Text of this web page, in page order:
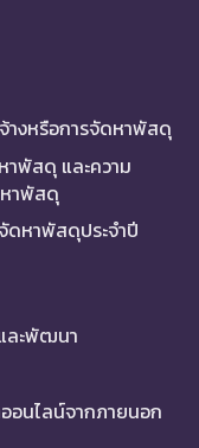
างหรือการจัดหาพัสดุ
าพัสดุ และความ
าพัสดุ
ดหาพัสดุประจำปี
ละพัฒนา
อนไลน์จากภายนอก